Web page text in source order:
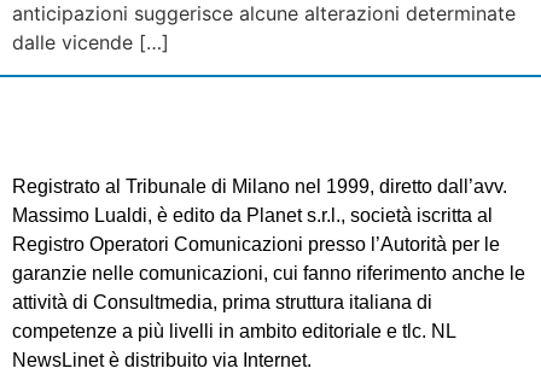
anticipazioni suggerisce alcune alterazioni determinate
dalle vicende […]
Registrato al Tribunale di Milano nel 1999, diretto dall’avv.
Massimo Lualdi, è edito da Planet s.r.l., società iscritta al
Registro Operatori Comunicazioni presso l’Autorità per le
garanzie nelle comunicazioni, cui fanno riferimento anche le
attività di Consultmedia, prima struttura italiana di
competenze a più livelli in ambito editoriale e tlc. NL
NewsLinet è distribuito via Internet.